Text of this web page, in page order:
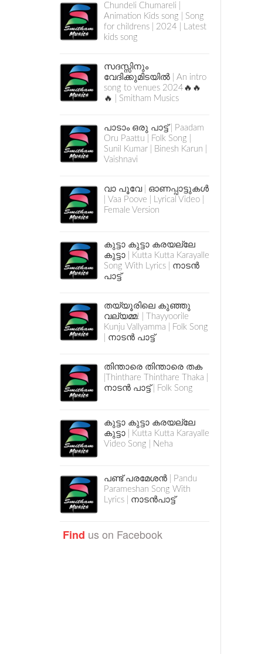
Chundeli Chumareli |
Animation Kids song | Song
for childrens | 2024 | Latest
kids song
സദസ്സിനും
വേദിക്കുമിടയിൽ | An intro
song to venues 2024🔥🔥
🔥 | Smitham Musics
പാടാം ഒരു പാട്ട് | Paadam
Oru Paattu | Folk Song |
Sunil Kumar | Binesh Karun |
Vaishnavi
വാ പൂവേ | ഓണപ്പാട്ടുകൾ
| Vaa Poove | Lyrical Video |
Female Version
കുട്ടാ കുട്ടാ കരയല്ലേ
കുട്ടാ | Kutta Kutta Karayalle
Song With Lyrics | നാടൻ
പാട്ട്
തയ്യൂരിലെ കുഞ്ഞു
വല്യമ്മ! | Thayyoorile
Kunju Vallyamma | Folk Song
| നാടൻ പാട്ട്
തിന്താരെ തിന്താരെ തക
|Thinthare Thinthare Thaka |
നാടൻ പാട്ട് | Folk Song
കുട്ടാ കുട്ടാ കരയല്ലേ
കുട്ടാ | Kutta Kutta Karayalle
Video Song | Neha
പണ്ട് പരമേശൻ | Pandu
Parameshan Song With
Lyrics | നാടൻപാട്ട്
Find us on Facebook